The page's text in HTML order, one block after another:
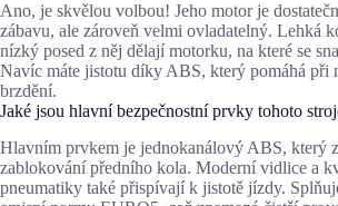
Ano, je skvělou volbou! Jeho motor je
zábavu, ale zároveň velmi ovladatelný. Lehká
nízký posed z něj dělají motorku, na které se
Navíc máte jistotu díky ABS, který pomáhá při
brzdění.
Jaké jsou hlavní bezpečnostní prvky tohoto
Hlavním prvkem je jednokanálový ABS, který
zablokování předního kola. Moderní vidlice a
pneumatiky také přispívají k jistotě jízdy.